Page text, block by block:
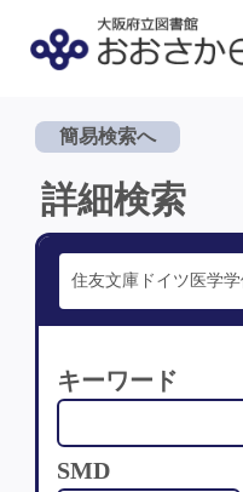
簡易検索へ
詳細検索
キーワード
SMD